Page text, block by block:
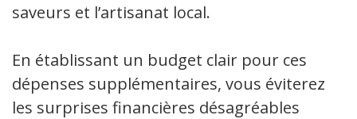
saveurs et l’artisanat local.
En établissant un budget clair pour ces
dépenses supplémentaires, vous éviterez
les surprises financières désagréables